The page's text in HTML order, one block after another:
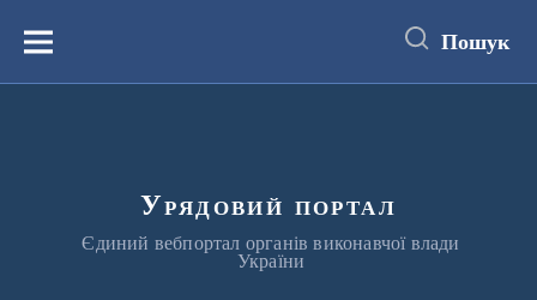
вмістуМеню Пошук
Урядовий портал
Єдиний вебпортал органів виконавчої влади
України